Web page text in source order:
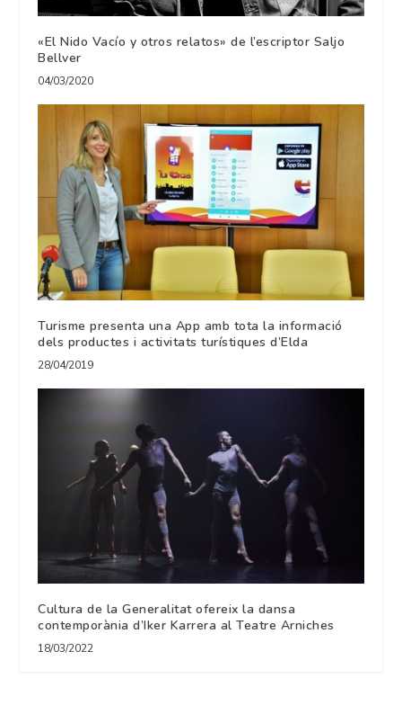
«El Nido Vacío y otros relatos» de l’escriptor Saljo
Bellver
04/03/2020
Turisme presenta una App amb tota la informació
dels productes i activitats turístiques d’Elda
28/04/2019
Cultura de la Generalitat ofereix la dansa
contemporània d’Iker Karrera al Teatre Arniches
18/03/2022